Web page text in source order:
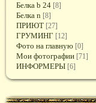
Белка b 24 [8]
Белка n [8]
ПРИЮТ [27]
ГРУМИНГ [12]
Фото на главную [0]
Мои фотографии [71]
ИНФОРМЕРЫ [6]